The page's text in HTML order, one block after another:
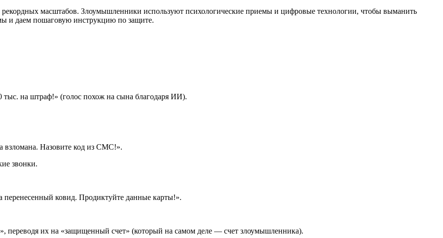
рекордных масштабов. Злоумышленники используют психологические приемы и цифровые технологии, чтобы выманить
и даем пошаговую инструкцию по защите.
на штраф!» (голос похож на сына благодаря ИИ).
взломана. Назовите код из СМС!».
звонки.
перенесенный ковид. Продиктуйте данные карты!».
переводя их на «защищенный счет» (который на самом деле — счет злоумышленника).